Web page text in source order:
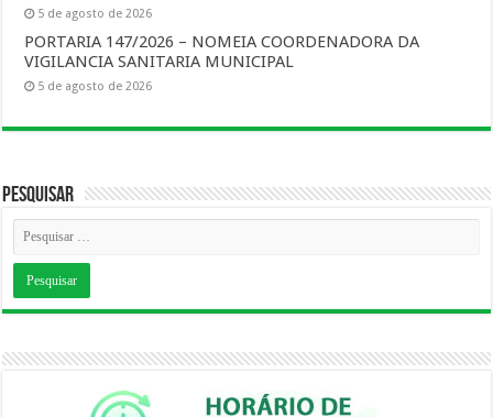
5 de agosto de 2026
PORTARIA 147/2026 – NOMEIA COORDENADORA DA
VIGILANCIA SANITARIA MUNICIPAL
5 de agosto de 2026
Pesquisar